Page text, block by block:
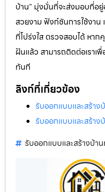
บ้าน” มุ่งมั่นที่จะส่งมอบที่อ
สวยงาม ฟังก์ชันการใช้งาน
ที่โปร่งใส ตรวจสอบได้ หา
ฝันแล้ว สามารถติดต่อเราเ
ทันที
ลิงก์ที่เกี่ยวข้อง
รับออกแบบและสร้าง
รับออกแบบและสร้าง
รับออกแบบและสร้างบ้า